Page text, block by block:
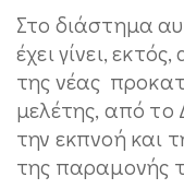
Στο διάστημα
έχει γίνει,
της νέας
μελέτης, από το
την εκπνοή και
της παραμονής